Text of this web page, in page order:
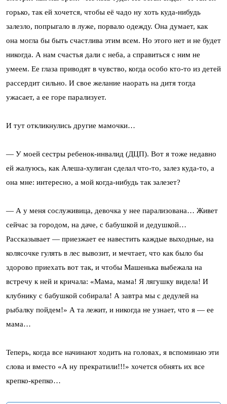
горько, так ей хочется, чтобы её чадо ну хоть куда-нибудь
залезло, попрыгало в луже, порвало одежду. Она думает, как
она могла бы быть счастлива этим всем. Но этого нет и не будет
никогда. А нам счастья дали с неба, а справиться с ним не
умеем. Ее глаза приводят в чувство, когда особо кто-то из детей
рассердит сильно. И свое желание наорать на дитя тогда
ужасает, а ее горе парализует.
И тут откликнулись другие мамочки…
— У моей сестры ребенок-инвалид (ДЦП). Вот я тоже недавно
ей жалуюсь, как Алеша-хулиган сделал что-то, залез куда-то, а
она мне: интересно, а мой когда-нибудь так залезет?
— А у меня сослуживица, девочка у нее парализована… Живет
сейчас за городом, на даче, с бабушкой и дедушкой…
Рассказывает — приезжает ее навестить каждые выходные, на
колясочке гулять в лес вывозит, и мечтает, что как было бы
здорово приехать вот так, и чтобы Машенька выбежала на
встречу к ней и кричала: «Мама, мама! Я лягушку видела! И
клубнику с бабушкой собирала! А завтра мы с дедулей на
рыбалку пойдем!» А та лежит, и никогда не узнает, что я — ее
мама…
Теперь, когда все начинают ходить на головах, я вспоминаю эти
слова и вместо «А ну прекратили!!!» хочется обнять их все
крепко-крепко…